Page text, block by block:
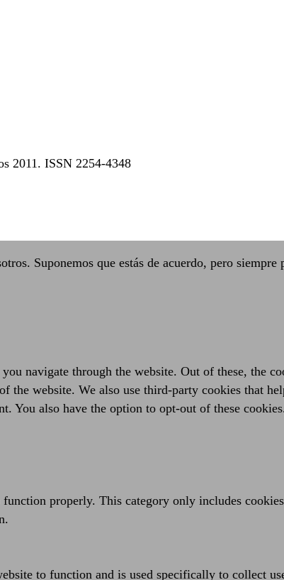
2011. ISSN 2254-4348
Suponemos que estás de acuerdo, pero siempre
navigate through the website. Out of these, the
website. We also use third-party cookies that
You also have the option to opt-out of these
properly. This category only includes
to function and is used specifically to collect